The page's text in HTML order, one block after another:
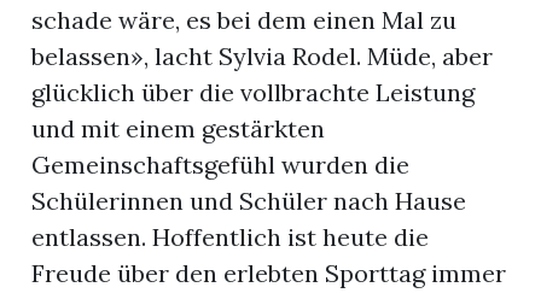
schade wäre, es bei dem einen Mal zu
belassen», lacht Sylvia Rodel. Müde, aber
glücklich über die vollbrachte Leistung
und mit einem gestärkten
Gemeinschaftsgefühl wurden die
Schülerinnen und Schüler nach Hause
entlassen. Hoffentlich ist heute die
Freude über den erlebten Sporttag immer